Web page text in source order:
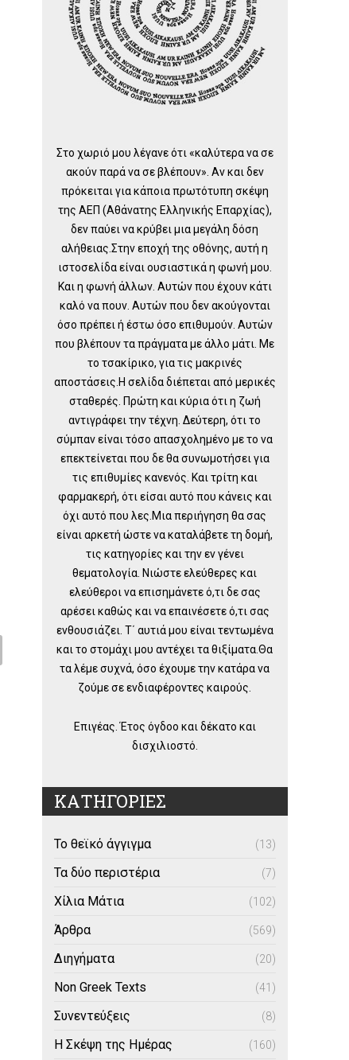
Στο χωριό μου λέγανε ότι «καλύτερα να σε
ακούν παρά να σε βλέπουν». Αν και δεν
πρόκειται για κάποια πρωτότυπη σκέψη
της ΑΕΠ (Αθάνατης Ελληνικής Επαρχίας),
δεν παύει να κρύβει μια μεγάλη δόση
αλήθειας.Στην εποχή της οθόνης, αυτή η
ιστοσελίδα είναι ουσιαστικά η φωνή μου.
Και η φωνή άλλων. Αυτών που έχουν κάτι
καλό να πουν. Αυτών που δεν ακούγονται
όσο πρέπει ή έστω όσο επιθυμούν. Αυτών
που βλέπουν τα πράγματα με άλλο μάτι. Με
το τσακίρικο, για τις μακρινές
αποστάσεις.Η σελίδα διέπεται από μερικές
σταθερές. Πρώτη και κύρια ότι η ζωή
αντιγράφει την τέχνη. Δεύτερη, ότι το
σύμπαν είναι τόσο απασχολημένο με το να
επεκτείνεται που δε θα συνωμοτήσει για
τις επιθυμίες κανενός. Και τρίτη και
φαρμακερή, ότι είσαι αυτό που κάνεις και
όχι αυτό που λες.Μια περιήγηση θα σας
είναι αρκετή ώστε να καταλάβετε τη δομή,
τις κατηγορίες και την εν γένει
θεματολογία. Νιώστε ελεύθερες και
ελεύθεροι να επισημάνετε ό,τι δε σας
αρέσει καθώς και να επαινέσετε ό,τι σας
ενθουσιάζει. Τ΄ αυτιά μου είναι τεντωμένα
και το στομάχι μου αντέχει τα θιξίματα.Θα
τα λέμε συχνά, όσο έχουμε την κατάρα να
ζούμε σε ενδιαφέροντες καιρούς.
Επιγέας. Έτος όγδοο και δέκατο και
δισχιλιοστό.
ΚΑΤΗΓΟΡΙΕΣ
Το θεϊκό άγγιγμα (13)
Τα δύο περιστέρια (7)
Χίλια Μάτια (102)
Άρθρα (569)
Διηγήματα (20)
Non Greek Texts (41)
Συνεντεύξεις (8)
Η Σκέψη της Ημέρας (160)